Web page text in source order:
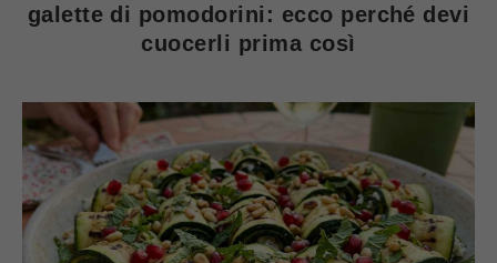
galette di pomodorini: ecco perché devi
cuocerli prima così